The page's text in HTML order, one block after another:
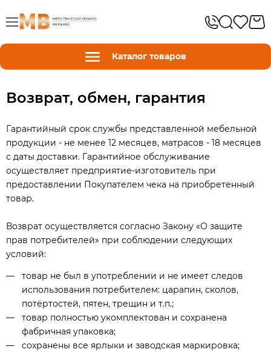
Каталог товаров
Возврат, обмен, гарантия
Гарантийный срок службы представленной мебельной
продукции - не менее 12 месяцев, матрасов - 18 месяцев
с даты доставки. Гарантийное обслуживание
осуществляет предприятие-изготовитель при
предоставлении Покупателем чека на приобретенный
товар.
Возврат осуществляется согласно Закону «О защите
прав потребителей» при соблюдении следующих
условий:
товар не был в употреблении и не имеет следов
использования потребителем: царапин, сколов,
потёртостей, пятен, трещин и т.п.;
товар полностью укомплектован и сохранена
фабричная упаковка;
сохранены все ярлыки и заводская маркировка;